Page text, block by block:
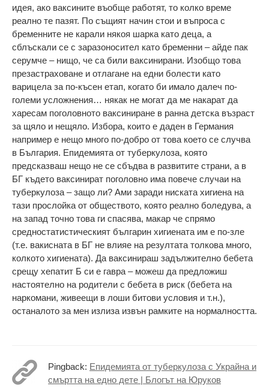
идея, ако ваксините въобще работят, то колко време
реално те пазят. По същият начин стои и въпроса с
бременните не карали някоя шарка като деца, а
сблъскали се с заразоносител като бременни – айде пак
серумче – нищо, че са били ваксинирани. Изобщо това
презастраховане и отлагане на едни болести като
варицела за по-късен етап, когато би имало далеч по-
големи усложнения… някак не могат да ме накарат да
харесам поголовното ваксиниране в ранна детска възраст
за щяло и нещяло. Избора, които е даден в Германия
например е нещо много по-добро от това което се случва
в България. Епидемията от туберкулоза, която
предсказваш нещо не се сбъдва в развитите страни, а в
БГ където ваксинират поголовно има повече случаи на
туберкулоза – защо ли? Ами заради ниската хигиена на
тази прослойка от обществото, която реално боледува, а
на запад точно това ги спасява, макар че спрямо
средностатистическият българин хигиената им е по-зле
(т.е. вакисната в БГ не влияе на резултата толкова много,
колкото хигиената). Да ваксинираш задължително бебета
срещу хепатит Б си е гавра – можеш да предложиш
настоятелно на родители с бебета в риск (бебета на
наркомани, живеещи в лоши битови условия и т.н.),
останалото за мен излиза извън рамките на нормалността.
Pingback: Епидемията от туберкулоза с Украйна и
смъртта на едно дете | Блогът на Юруков